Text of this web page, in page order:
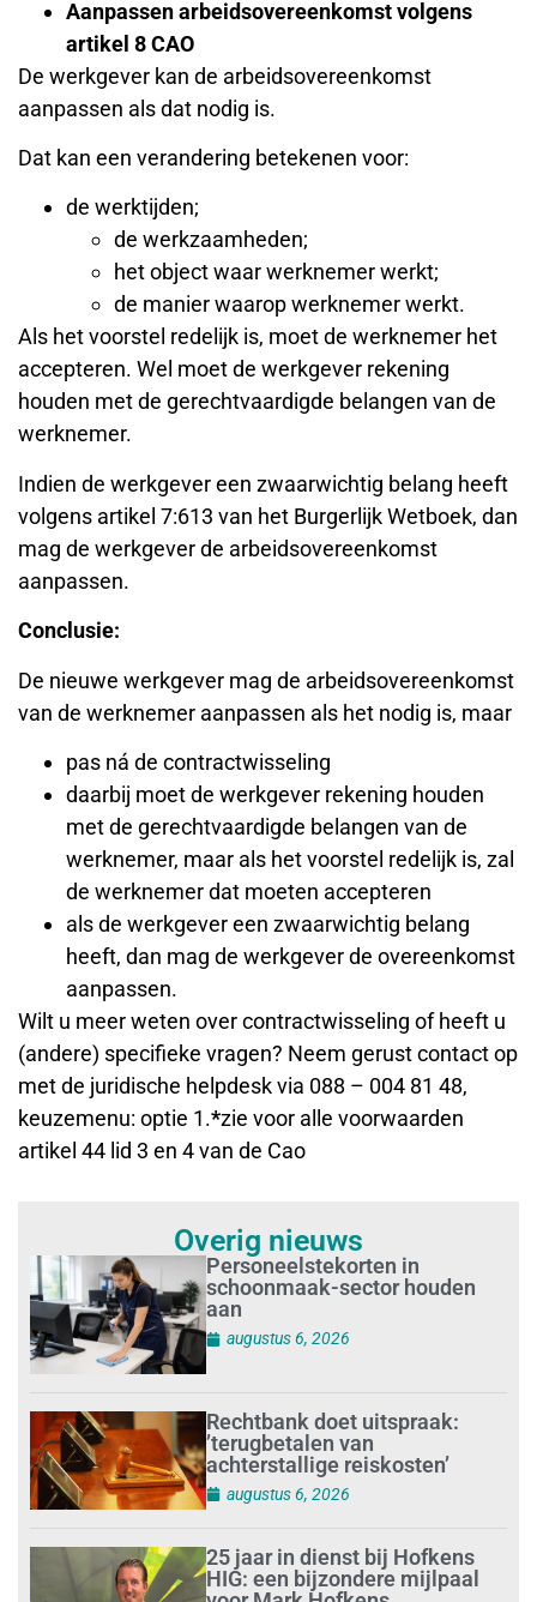
Aanpassen arbeidsovereenkomst volgens
artikel 8 CAO
De werkgever kan de arbeidsovereenkomst
aanpassen als dat nodig is.
Dat kan een verandering betekenen voor:
de werktijden;
de werkzaamheden;
het object waar werknemer werkt;
de manier waarop werknemer werkt.
Als het voorstel redelijk is, moet de werknemer het
accepteren. Wel moet de werkgever rekening
houden met de gerechtvaardigde belangen van de
werknemer.
Indien de werkgever een zwaarwichtig belang heeft
volgens artikel 7:613 van het Burgerlijk Wetboek, dan
mag de werkgever de arbeidsovereenkomst
aanpassen.
Conclusie:
De nieuwe werkgever mag de arbeidsovereenkomst
van de werknemer aanpassen als het nodig is, maar
pas ná de contractwisseling
daarbij moet de werkgever rekening houden
met de gerechtvaardigde belangen van de
werknemer, maar als het voorstel redelijk is, zal
de werknemer dat moeten accepteren
als de werkgever een zwaarwichtig belang
heeft, dan mag de werkgever de overeenkomst
aanpassen.
Wilt u meer weten over contractwisseling of heeft u
(andere) specifieke vragen? Neem gerust contact op
met de juridische helpdesk via 088 – 004 81 48,
keuzemenu: optie 1.*zie voor alle voorwaarden
artikel 44 lid 3 en 4 van de Cao
Overig nieuws
Personeelstekorten in
schoonmaak-sector houden
aan
augustus 6, 2026
Rechtbank doet uitspraak:
’terugbetalen van
achterstallige reiskosten’
augustus 6, 2026
25 jaar in dienst bij Hofkens
HIG: een bijzondere mijlpaal